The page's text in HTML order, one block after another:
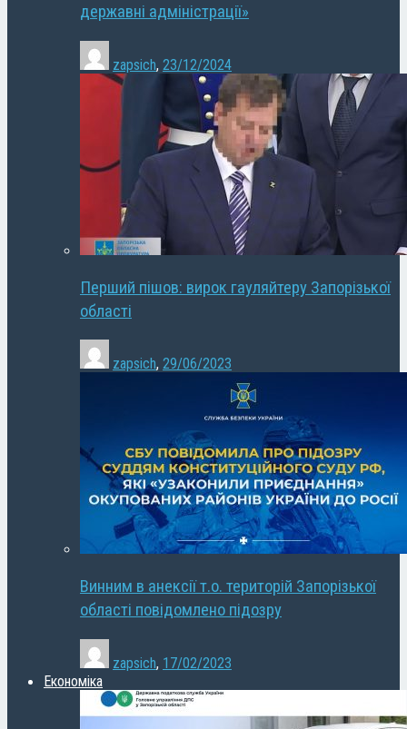
державні адміністрації»
zapsich, 23/12/2024
Перший пішов: вирок гауляйтеру Запорізької
області
zapsich, 29/06/2023
Винним в анексії т.о. територій Запорізької
області повідомлено підозру
zapsich, 17/02/2023
Економіка